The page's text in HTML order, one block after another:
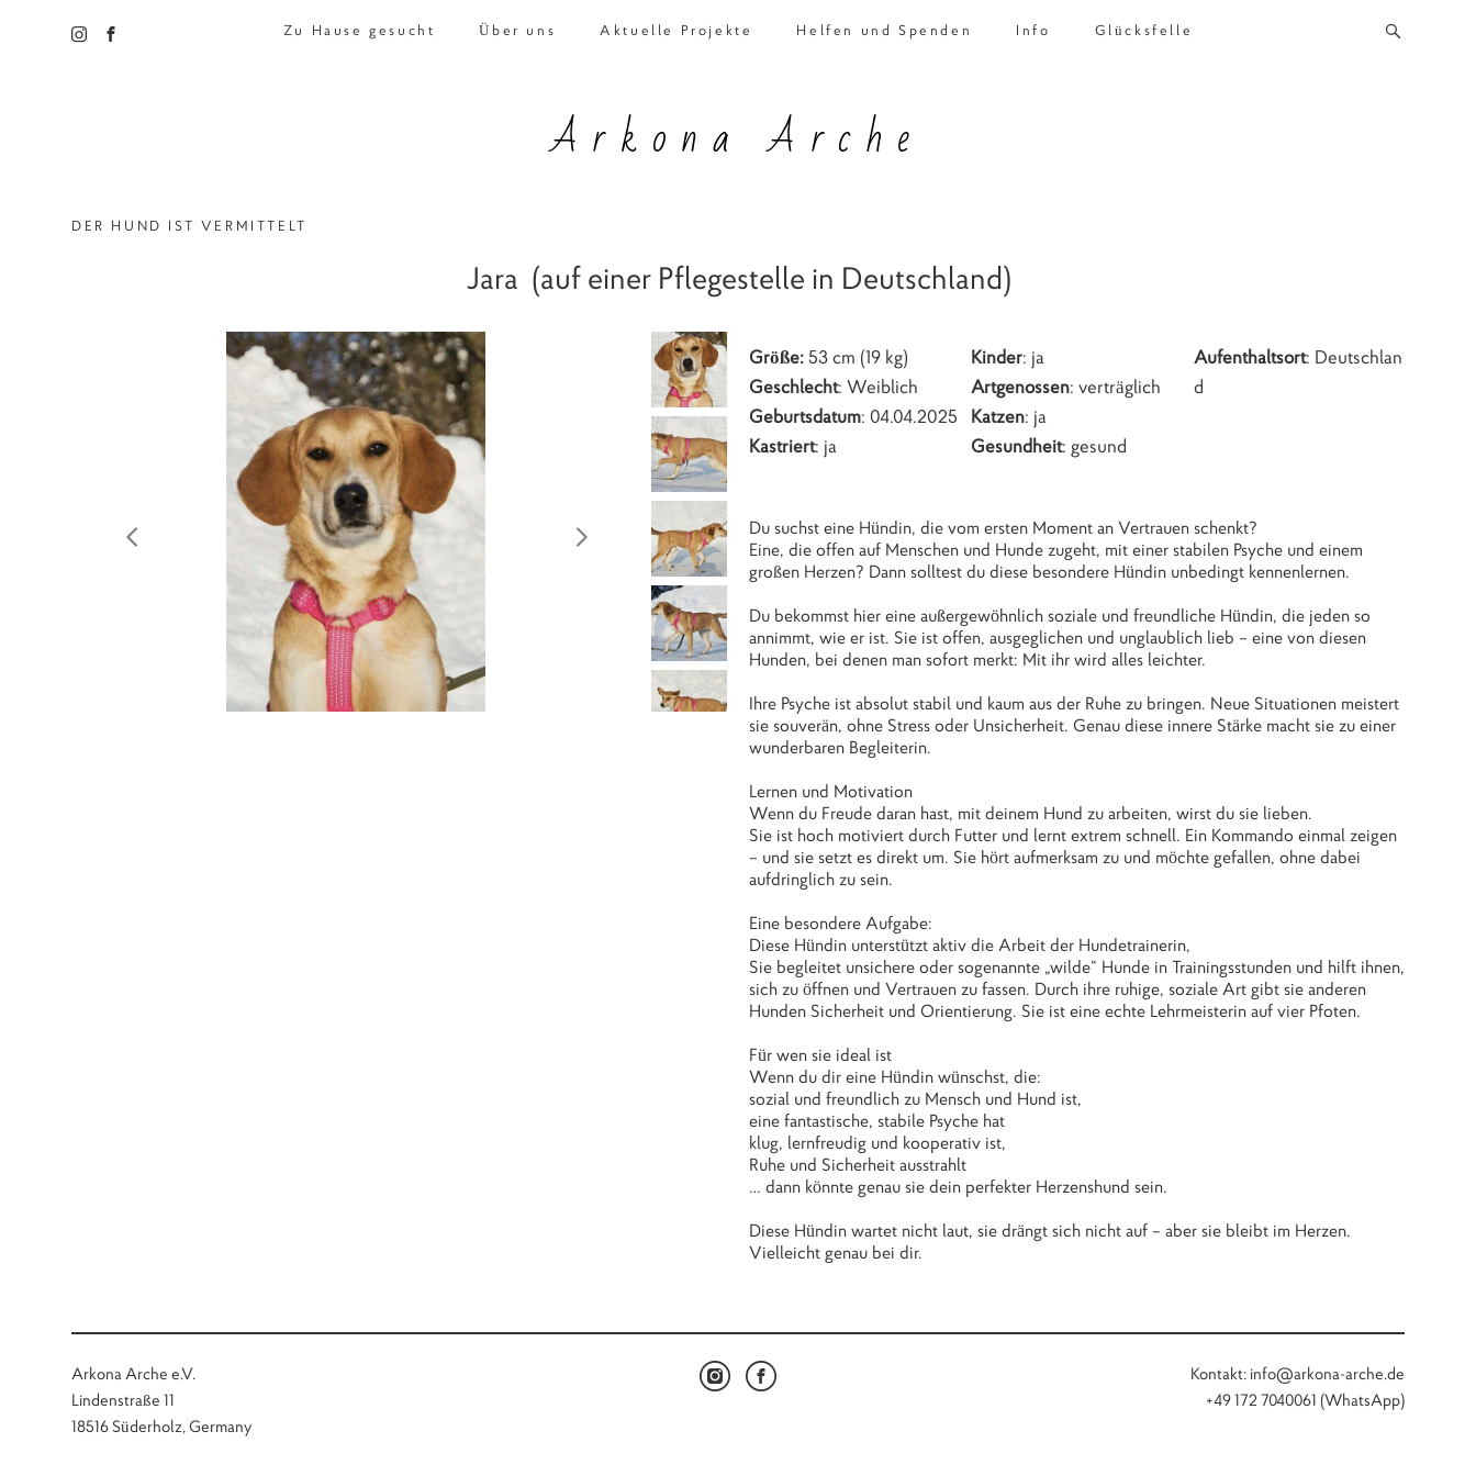
Zu Hause gesucht Über uns Aktuelle Projekte Helfen und Spenden Info Glücksfelle
Arkona Arche
DER HUND IST VERMITTELT
Jara (auf einer Pflegestelle in Deutschland)
Größe:53 cm (19 kg)
Geschlecht: Weiblich
Geburtsdatum: 04.04.2025
Kastriert: ja
Kinder: ja
Artgenossen: verträglich
Katzen: ja
Gesundheit: gesund
Aufenthaltsort: Deutschlan
d
Du suchst eine Hündin, die vom ersten Moment an Vertrauen schenkt?
Eine, die offen auf Menschen und Hunde zugeht, mit einer stabilen Psyche und einem
großen Herzen? Dann solltest du diese besondere Hündin unbedingt kennenlernen.
Du bekommst hier eine außergewöhnlich soziale und freundliche Hündin, die jeden so
annimmt, wie er ist. Sie ist offen, ausgeglichen und unglaublich lieb – eine von diesen
Hunden, bei denen man sofort merkt: Mit ihr wird alles leichter.
Ihre Psyche ist absolut stabil und kaum aus der Ruhe zu bringen. Neue Situationen meistert
sie souverän, ohne Stress oder Unsicherheit. Genau diese innere Stärke macht sie zu einer
wunderbaren Begleiterin.
Lernen und Motivation
Wenn du Freude daran hast, mit deinem Hund zu arbeiten, wirst du sie lieben.
Sie ist hoch motiviert durch Futter und lernt extrem schnell. Ein Kommando einmal zeigen
– und sie setzt es direkt um. Sie hört aufmerksam zu und möchte gefallen, ohne dabei
aufdringlich zu sein.
Eine besondere Aufgabe:
Diese Hündin unterstützt aktiv die Arbeit der Hundetrainerin,
Sie begleitet unsichere oder sogenannte „wilde“ Hunde in Trainingsstunden und hilft ihnen,
sich zu öffnen und Vertrauen zu fassen. Durch ihre ruhige, soziale Art gibt sie anderen
Hunden Sicherheit und Orientierung. Sie ist eine echte Lehrmeisterin auf vier Pfoten.
Für wen sie ideal ist
Wenn du dir eine Hündin wünschst, die:
sozial und freundlich zu Mensch und Hund ist,
eine fantastische, stabile Psyche hat
klug, lernfreudig und kooperativ ist,
Ruhe und Sicherheit ausstrahlt
… dann könnte genau sie dein perfekter Herzenshund sein.
Diese Hündin wartet nicht laut, sie drängt sich nicht auf – aber sie bleibt im Herzen.
Vielleicht genau bei dir.
Arkona Arche e.V.
Lindenstraße 11
18516 Süderholz, Germany
Kontakt: info@arkona-arche.de
+49 172 7040061 (WhatsApp)